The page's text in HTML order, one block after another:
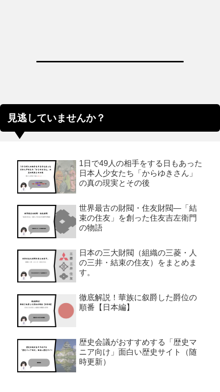
見逃していませんか？
1日で49人の相手をする日もあった
日本人少女たち「からゆきさん」
の真の現実とその後
世界最古の財閥・住友財閥―「結
束の住友」を創った住友吉左衛門
の物語
日本の三大財閥（組織の三菱・人
の三井・結束の住友）をまとめま
す。
徹底解説！華族に叙爵した爵位の
順番【日本編】
歴史会議がおすすめする「歴史マ
ニア向け」面白い歴史サイト（随
時更新）